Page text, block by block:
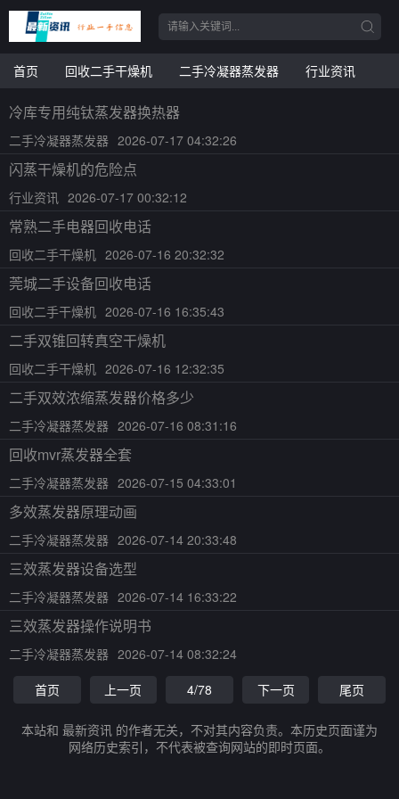
首页 回收二手干燥机 二手冷凝器蒸发器 行业资讯
冷库专用纯钛蒸发器换热器
二手冷凝器蒸发器 2026-07-17 04:32:26
闪蒸干燥机的危险点
行业资讯 2026-07-17 00:32:12
常熟二手电器回收电话
回收二手干燥机 2026-07-16 20:32:32
莞城二手设备回收电话
回收二手干燥机 2026-07-16 16:35:43
二手双锥回转真空干燥机
回收二手干燥机 2026-07-16 12:32:35
二手双效浓缩蒸发器价格多少
二手冷凝器蒸发器 2026-07-16 08:31:16
回收mvr蒸发器全套
二手冷凝器蒸发器 2026-07-15 04:33:01
多效蒸发器原理动画
二手冷凝器蒸发器 2026-07-14 20:33:48
三效蒸发器设备选型
二手冷凝器蒸发器 2026-07-14 16:33:22
三效蒸发器操作说明书
二手冷凝器蒸发器 2026-07-14 08:32:24
首页
上一页 4/78 下一页 尾页
本站和 最新资讯 的作者无关，不对其内容负责。本历史页面谨为
网络历史索引，不代表被查询网站的即时页面。